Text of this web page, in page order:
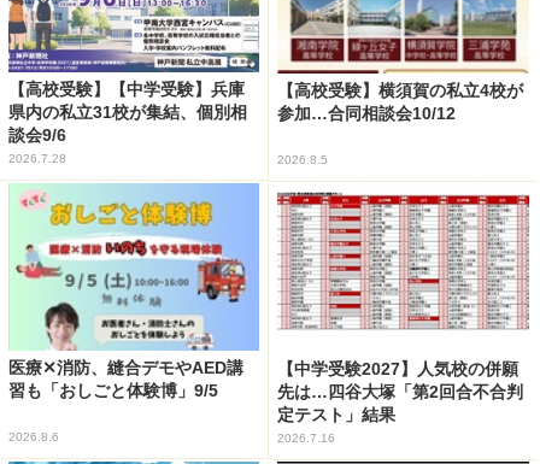
【高校受験】【中学受験】兵庫
県内の私立31校が集結、個別相
談会9/6
2026.7.28
【高校受験】横須賀の私立4校が
参加…合同相談会10/12
2026.8.5
医療✕消防、縫合デモやAED講
習も「おしごと体験博」9/5
2026.8.6
【中学受験2027】人気校の併願
先は…四谷大塚「第2回合不合判
定テスト」結果
2026.7.16